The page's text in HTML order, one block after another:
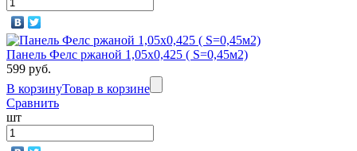
Rocky
Голубая
лагуна
Панель Фелс ржаной 1,05х0,425 ( S=0,45м2)
599 руб.
В корзинуТовар в корзине
Сравнить
шт